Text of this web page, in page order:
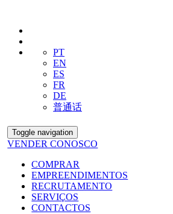
PT
EN
ES
FR
DE
普通话
Toggle navigation
VENDER CONOSCO
COMPRAR
EMPREENDIMENTOS
RECRUTAMENTO
SERVIÇOS
CONTACTOS